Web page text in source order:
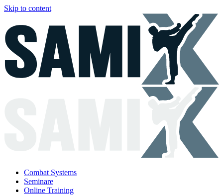
Skip to content
Combat Systems
Seminare
Online Training